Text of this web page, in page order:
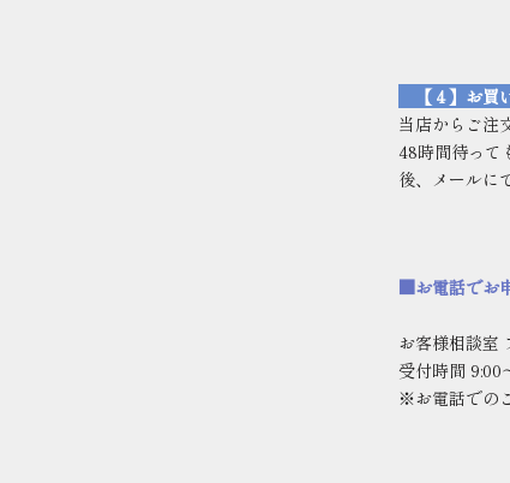
【４】お買
当店からご注
48時間待って
後、メールに
■お電話でお
お客様相談室
受付時間 9:00
※お電話での